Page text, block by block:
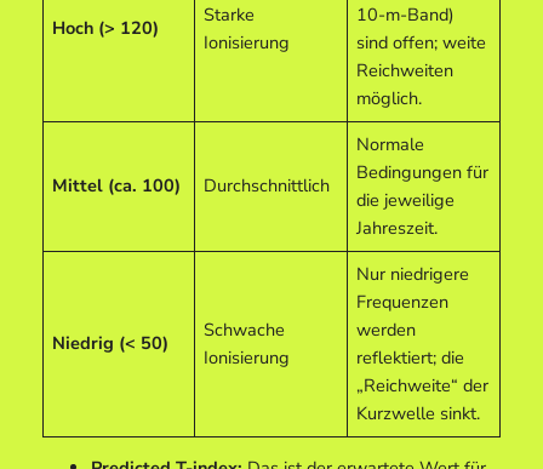
Hoch (> 120)
Starke
Ionisierung
10-m-Band)
sind offen; weite
Reichweiten
möglich.
Mittel (ca. 100) Durchschnittlich
Normale
Bedingungen für
die jeweilige
Jahreszeit.
Niedrig (< 50)
Schwache
Ionisierung
Nur niedrigere
Frequenzen
werden
reflektiert; die
„Reichweite“ der
Kurzwelle sinkt.